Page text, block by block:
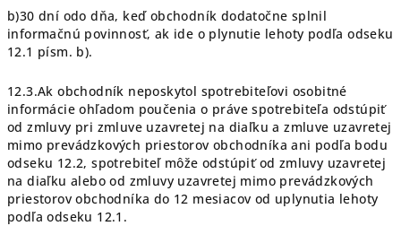
b)30 dní odo dňa, keď obchodník dodatočne splnil
informačnú povinnosť, ak ide o plynutie lehoty podľa odseku
12.1 písm. b).
12.3.Ak obchodník neposkytol spotrebiteľovi osobitné
informácie ohľadom poučenia o práve spotrebiteľa odstúpiť
od zmluvy pri zmluve uzavretej na diaľku a zmluve uzavretej
mimo prevádzkových priestorov obchodníka ani podľa bodu
odseku 12.2, spotrebiteľ môže odstúpiť od zmluvy uzavretej
na diaľku alebo od zmluvy uzavretej mimo prevádzkových
priestorov obchodníka do 12 mesiacov od uplynutia lehoty
podľa odseku 12.1.